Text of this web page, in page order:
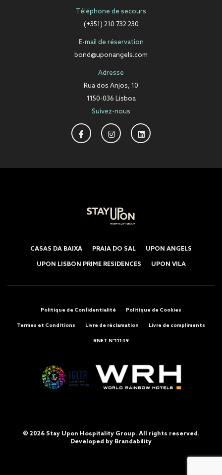
Téléphone de secours
(+351) 210 732 230
E-mail de réservation
bond@uponangels.com
Adresse
Rua dos Anjos, 10
1150-036 Lisboa
Suivez-nous
CASAS DA BAIXA PRAIA DO SAL UPON ANGELS
UPON LISBON PRIME RESIDENCES UPON VILA
Politique de Confidentialité Politique de Cookies
Termes et Conditions Livre de réclamation Livre de compliments
RNET Nº11149
© 2026 Stay Upon Hospitality Group. All rights reserved.
Developed by Brandability